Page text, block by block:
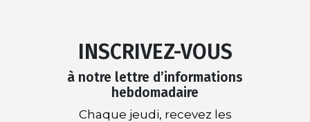
INSCRIVEZ-VOUS
à notre lettre d’informations
hebdomadaire
Chaque jeudi, recevez les